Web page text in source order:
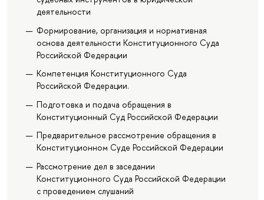
деятельности
Формирование, организация и нормативная
основа деятельности Конституционного Суда
Российской Федерации
Компетенция Конституционного Суда
Российской Федерации.
Подготовка и подача обращения в
Конституционный Суд Российской Федерации
Предварительное рассмотрение обращения в
Конституционном Суде Российской Федерации
Рассмотрение дел в заседании
Конституционного Суда Российской Федерации
с проведением слушаний